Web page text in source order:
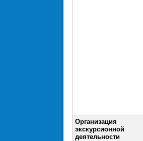
Организация
экскурсионной
деятельности